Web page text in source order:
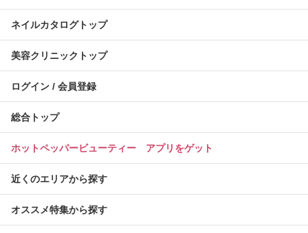
ネイルカタログトップ
美容クリニックトップ
ログイン / 会員登録
総合トップ
ホットペッパービューティー アプリをゲット
近くのエリアから探す
オススメ特集から探す